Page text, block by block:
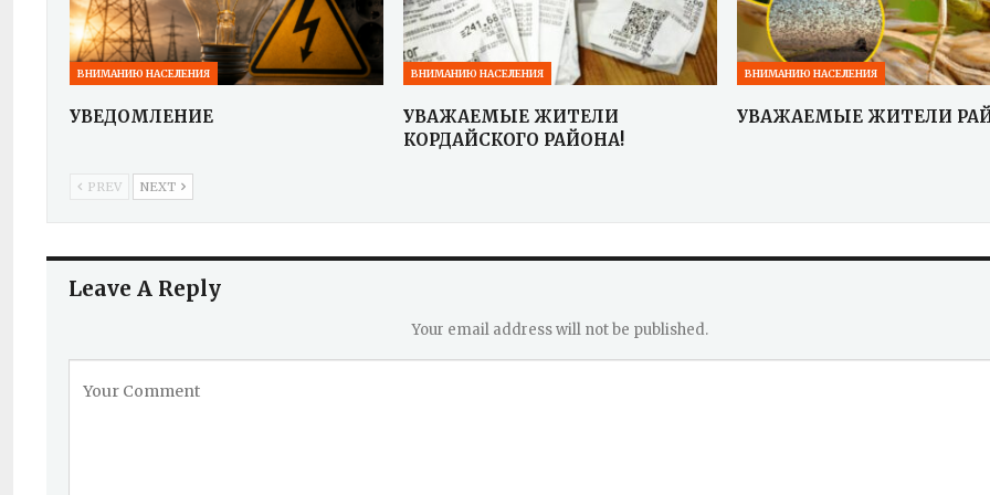
ВНИМАНИЮ НАСЕЛЕНИЯ
УВЕДОМЛЕНИЕ
ВНИМАНИЮ НАСЕЛЕНИЯ
УВАЖАЕМЫЕ ЖИТЕЛИ
КОРДАЙСКОГО РАЙОНА!
ВНИМАНИЮ НАСЕЛЕНИЯ
УВАЖАЕМЫЕ ЖИТЕЛИ
PREV NEXT
Leave A Reply
Your email address will not be published.